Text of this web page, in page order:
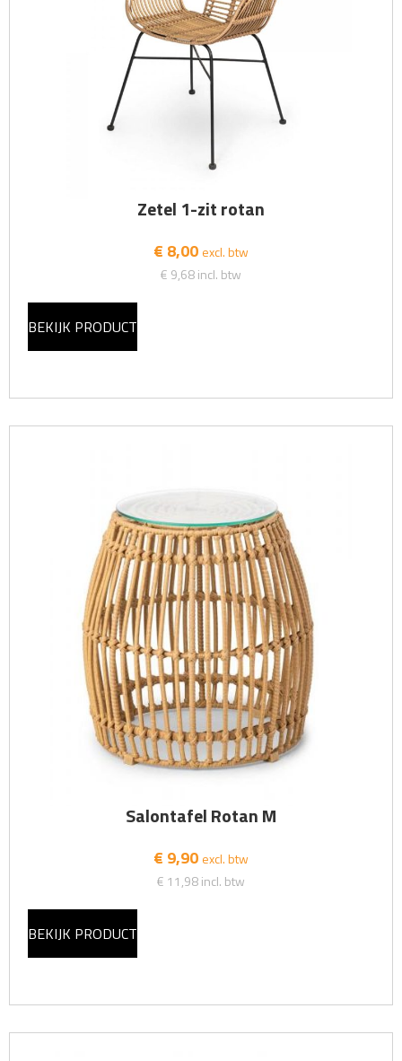
Zetel 1-zit rotan
€ 8,00 excl. btw
€ 9,68incl. btw
BEKIJK PRODUCT
Salontafel Rotan M
€ 9,90 excl. btw
€ 11,98incl. btw
BEKIJK PRODUCT